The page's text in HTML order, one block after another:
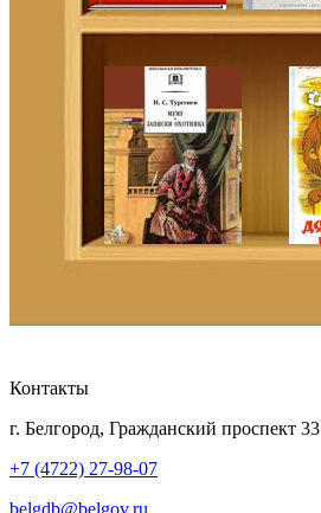
Контакты
г. Белгород, Гражданский проспект 33
+7 (4722) 27-98-07